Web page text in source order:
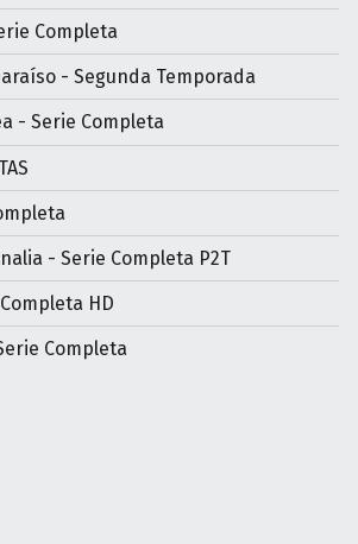
Completa
- Segunda Temporada
- Serie Completa
- Serie Completa P2T
HD
Completa